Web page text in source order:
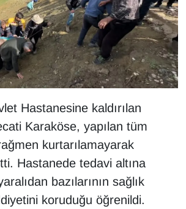
Hastanesine kaldırılan
Karaköse, yapılan tüm
kurtarılamayarak
Hastanede tedavi altına
bazılarının sağlık
koruduğu öğrenildi.